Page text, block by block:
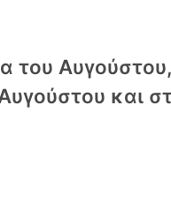
του
και